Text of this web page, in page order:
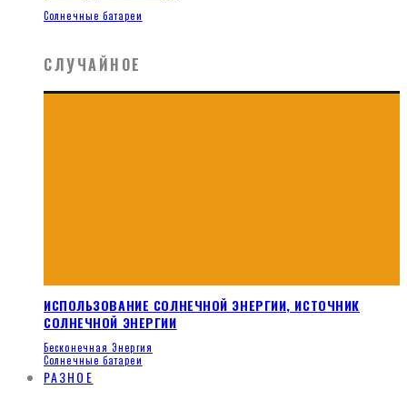
Солнечные батареи
СЛУЧАЙНОЕ
ИСПОЛЬЗОВАНИЕ СОЛНЕЧНОЙ ЭНЕРГИИ, ИСТОЧНИК
СОЛНЕЧНОЙ ЭНЕРГИИ
Бесконечная Энергия
Солнечные батареи
РАЗНОЕ